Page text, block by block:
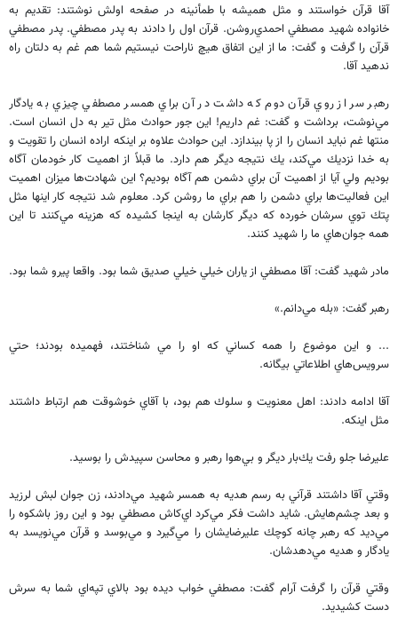
آقا قرآن خواستند و مثل هميشه با طمأنينه در صفحه اولش نوشتند: تقديم به
خانواده شهيد مصطفي احمدي‌روشن. قرآن اول را دادند به پدر مصطفي. پدر مصطفي
قرآن را گرفت و گفت: ما از اين اتفاق هيچ ناراحت نيستيم شما هم غم به دلتان راه
ندهيد آقا.
رهبر سر از روي قرآن دوم كه داشت در آن براي همسر مصطفي چيزي به يادگار
مي‌نوشت، برداشت و گفت: غم داريم! اين جور حوادث مثل تير به دل انسان است.
منتها غم نبايد انسان را از پا بيندازد. اين حوادث علاوه بر اينكه اراده انسان را تقويت و
به خدا نزديك مي‌كند، يك نتيجه‌ ديگر هم دارد. ما قبلاً از اهميت كار خودمان آگاه
بوديم ولي آيا از اهميت آن براي دشمن هم آگاه بوديم؟ اين شهادت‌ها ميزان اهميت
اين فعاليت‌ها براي دشمن را هم براي ما روشن كرد. معلوم شد نتيجه كار اينها مثل
پتك توي سرشان خورده كه ديگر كارشان به اينجا كشيده كه هزينه مي‌كنند تا اين
همه جوان‌هاي ما را شهيد كنند.
مادر شهيد گفت: آقا مصطفي از ياران خيلي خيلي صديق شما بود. واقعا پيرو شما بود.
رهبر گفت: «بله مي‌دانم.»
... و اين موضوع را همه كساني كه او را مي شناختند، فهميده بودند؛ حتي
سرويس‌هاي اطلاعاتي بيگانه.
آقا ادامه دادند: اهل معنويت و سلوك هم بود، با آقاي خوشوقت هم ارتباط داشتند
مثل اينكه.
عليرضا جلو رفت يك‌بار ديگر و بي‌هوا رهبر و محاسن سپيدش را بوسيد.
وقتي آقا داشتند قرآني به رسم هديه به همسر شهيد مي‌دادند، زن جوان لبش لرزيد
و بعد چشم‌هايش. شايد داشت فكر مي‌كرد اي‌كاش مصطفي بود و اين روز باشكوه را
مي‌ديد كه رهبر چانه كوچك عليرضايشان را مي‌گيرد و مي‌بوسد و قرآن مي‌نويسد به
يادگار و هديه مي‌دهدشان.
وقتي قرآن را گرفت آرام گفت: مصطفي خواب ديده بود بالاي تپه‌اي شما به سرش
دست كشيديد.